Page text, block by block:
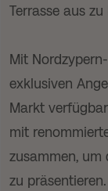
Terrasse aus
Mit
exklusiven
Markt
mit
zusammen, um
zu präsentieren.